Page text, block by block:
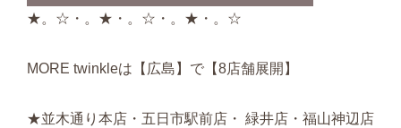
★。☆・。★・。☆・。★・。☆
MORE twinkleは【広島】で【8店舗展開】
★並木通り本店・五日市駅前店・ 緑井店・福山神辺店